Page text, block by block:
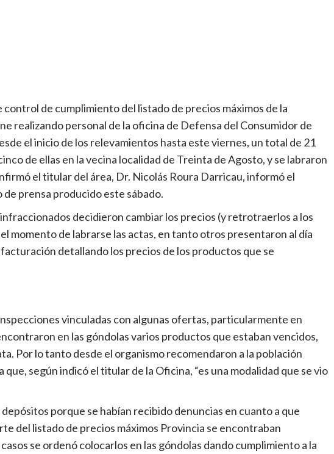
control de cumplimiento del listado de precios máximos de la
realizando personal de la oficina de Defensa del Consumidor de
el inicio de los relevamientos hasta este viernes, un total de 21
de ellas en la vecina localidad de Treinta de Agosto, y se labraron
el titular del área, Dr. Nicolás Roura Darricau, informó el
prensa producido este sábado.
decidieron cambiar los precios (y retrotraerlos a los
momento de labrarse las actas, en tanto otros presentaron al día
detallando los precios de los productos que se
vinculadas con algunas ofertas, particularmente en
en las góndolas varios productos que estaban vencidos,
Por lo tanto desde el organismo recomendaron a la población
según indicó el titular de la Oficina, “es una modalidad que se vio
porque se habían recibido denuncias en cuanto a que
del listado de precios máximos Provincia se encontraban
se ordenó colocarlos en las góndolas dando cumplimiento a la